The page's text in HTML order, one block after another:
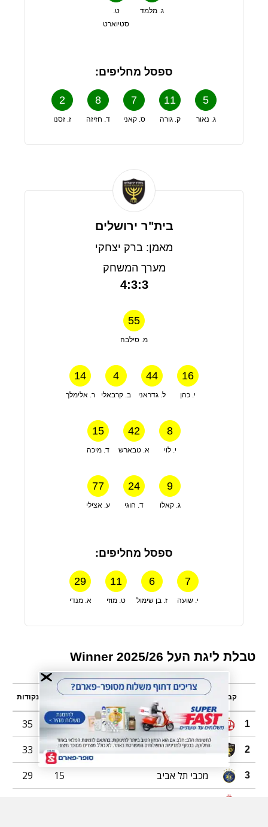
ט.
סטיוארט
ג. מלמד
ספסל מחליפים:
2
ז. זסנו
8
ד. חזיזה
7
ס. קאני
11
ק. גורה
5
ג. נאור
בית"ר ירושלים
מאמן: ברק יצחקי
מערך המשחק
4:3:3
55
מ. סילבה
14
ר. אלימלך
4
ב. קרבאלי
44
ל. גדראני
16
י. כהן
15
ד. מיכה
42
א. טבארש
8
י. לוי
77
ע. אצילי
24
ד. חוגי
9
ג. קאלו
ספסל מחליפים:
29
א. מנדי
11
ט. מוזי
6
ז. בן שימול
7
י. שועה
טבלת ליגת העל 2025/26 Winner
קבוצה משחקים נקודות
1 הפועל באר שבע 15
35
2 בית"ר ירושלים 15
33
3 מכבי תל אביב 15
29